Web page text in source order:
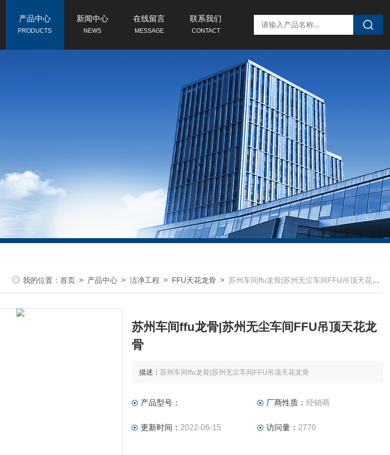
产品中心
PRODUCTS
新闻中心
NEWS
在线留言
MESSAGE
联系我们
CONTACT
我的位置：首页 > 产品中心 >洁净工程 > FFU天花龙骨 >苏州车间ffu龙骨|苏州无尘车间FFU吊顶天花龙骨
苏州车间ffu龙骨|苏州无尘车间FFU吊顶天花龙
骨
描述： 苏州车间ffu龙骨|苏州无尘车间FFU吊顶天花龙骨
产品型号： 厂商性质： 经销商
更新时间： 2022-06-15 访问量： 2770